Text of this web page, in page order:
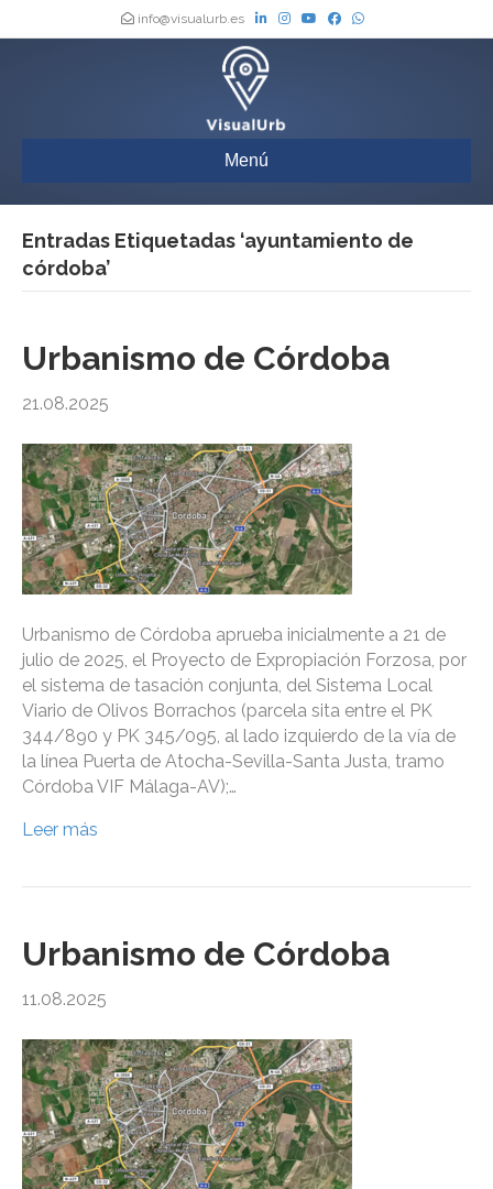
info@visualurb.es
Menú
Entradas Etiquetadas ‘ayuntamiento de
córdoba’
Urbanismo de Córdoba
21.08.2025
Urbanismo de Córdoba aprueba inicialmente a 21 de
julio de 2025, el Proyecto de Expropiación Forzosa, por
el sistema de tasación conjunta, del Sistema Local
Viario de Olivos Borrachos (parcela sita entre el PK
344/890 y PK 345/095, al lado izquierdo de la vía de
la línea Puerta de Atocha-Sevilla-Santa Justa, tramo
Córdoba VIF Málaga-AV);…
Leer más
Urbanismo de Córdoba
11.08.2025